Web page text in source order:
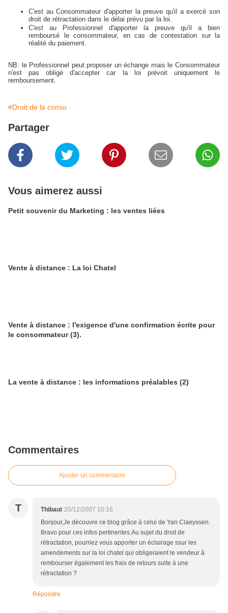
C'est au Consommateur d'apporter la preuve qu'il a exercé son
droit de rétractation dans le délai prévu par la loi.
C'est au Professionnel d'apporter la preuve qu'il a bien
remboursé le consommateur, en cas de contestation sur la
réalité du paiement.
NB: le Professionnel peut proposer un échange mais le Consommateur
n'est pas obligé d'accepter car la loi prévoit uniquement le
remboursement.
#Droit de la conso
Partager
Vous aimerez aussi
Petit souvenir du Marketing : les ventes liées
Vente à distance : La loi Chatel
Vente à distance : l'exigence d'une confirmation écrite pour
le consommateur (3).
La vente à distance : les informations préalables (2)
Commentaires
Ajouter un commentaire
T Thibaut 20/12/2007 10:16
Bonjour,Je découvre ce blog grâce à celui de Yan Claeyssen.
Bravo pour ces infos pertinentes.Au sujet du droit de
rétractation, pourriez vous apporter un éclairage ssur les
amendements sur la loi chatel qui obligeraient le vendeur à
rembourser également les frais de retours suite à une
rétractation ?
Répondre